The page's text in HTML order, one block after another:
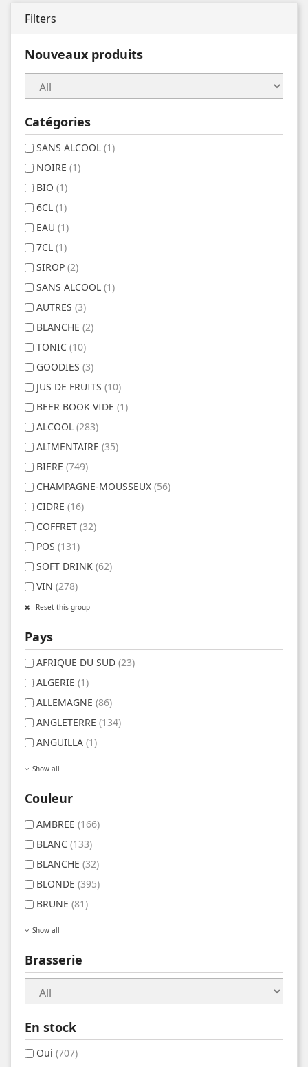
Filters
Nouveaux produits
Catégories
SANS ALCOOL (1)
NOIRE (1)
BIO (1)
6CL (1)
EAU (1)
7CL (1)
SIROP (2)
SANS ALCOOL (1)
AUTRES (3)
BLANCHE (2)
TONIC (10)
GOODIES (3)
JUS DE FRUITS (10)
BEER BOOK VIDE (1)
ALCOOL (283)
ALIMENTAIRE (35)
BIERE (749)
CHAMPAGNE-MOUSSEUX (56)
CIDRE (16)
COFFRET (32)
POS (131)
SOFT DRINK (62)
VIN (278)
Reset this group
Pays
AFRIQUE DU SUD (23)
ALGERIE (1)
ALLEMAGNE (86)
ANGLETERRE (134)
ANGUILLA (1)
Show all
Couleur
AMBREE (166)
BLANC (133)
BLANCHE (32)
BLONDE (395)
BRUNE (81)
Show all
Brasserie
En stock
Oui (707)